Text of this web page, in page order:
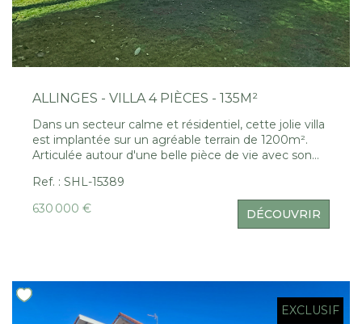
ALLINGES - VILLA 4 PIÈCES - 135M²
Dans un secteur calme et résidentiel, cette jolie villa
est implantée sur un agréable terrain de 1200m².
Articulée autour d'une belle pièce de vie avec son
exposée au sud. La maison dispose de 3 chambres
dont une en rez avec douche. A l'étage une grande
mezzanine pouvant être transformée en chambre.
Un grand garage complète ce bien rare sur le
Ref. : SHL-15389
630 000 €
DÉCOUVRIR
EXCLUSIF